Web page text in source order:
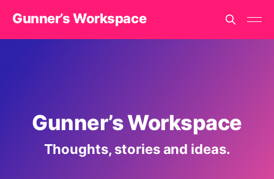
Gunner’s Workspace
Gunner’s Workspace
Thoughts, stories and ideas.